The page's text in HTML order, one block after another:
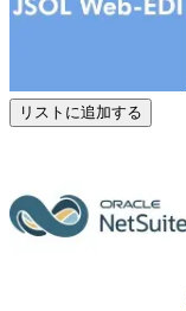
リストに追加する